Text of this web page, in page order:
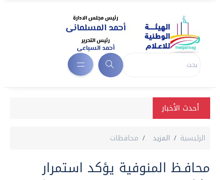
أحدث الأخبار
الرئيسية المزيد محافظات
محافـظ المنوفية يؤكد استمرار